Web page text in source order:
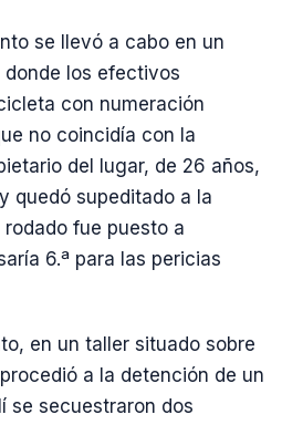
se llevó a cabo en un
los efectivos
con numeración
no coincidía con la
del lugar, de 26 años,
quedó supeditado a la
fue puesto a
6.ª para las pericias
en un taller situado sobre
a la detención de un
se secuestraron dos